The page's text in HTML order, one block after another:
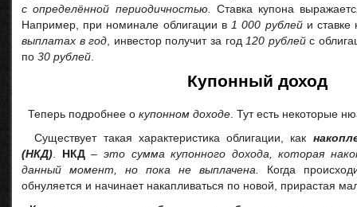
с определённой периодичностью.
Ставка купона
Например, при номинале облигации в 1 000 рублейи ставке
выплатах в год , инвестор получит за год 120 рублейс
по 30 рублей
Купонный доход
Теперь подробнее о купонном доходе . Тут есть некоторые
Существует такая характеристика облигации, как
(НКД)
НКД– это сумма купонного дохода, которая
данный момент, но пока не выплачена.
Когда
обнуляется и начинает накапливаться по новой, прирастая